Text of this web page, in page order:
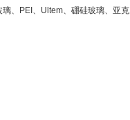
、PEI、Ultem、硼硅玻璃、亚